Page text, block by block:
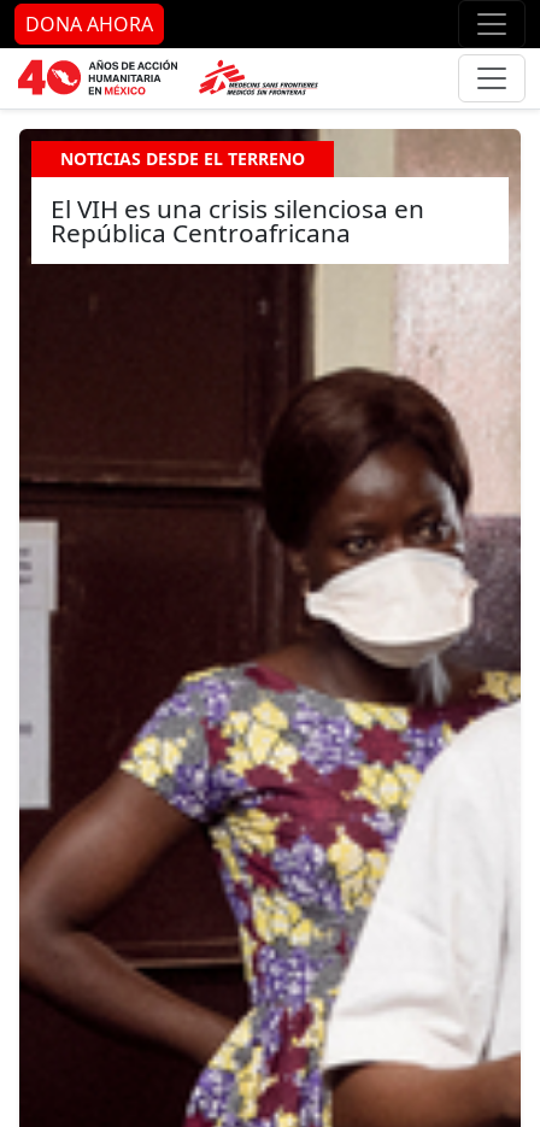
Ir al contenido principal Ir
DONA AHORA
NOTICIAS DESDE EL TERRENO
El VIH es una crisis silenciosa en
República Centroafricana